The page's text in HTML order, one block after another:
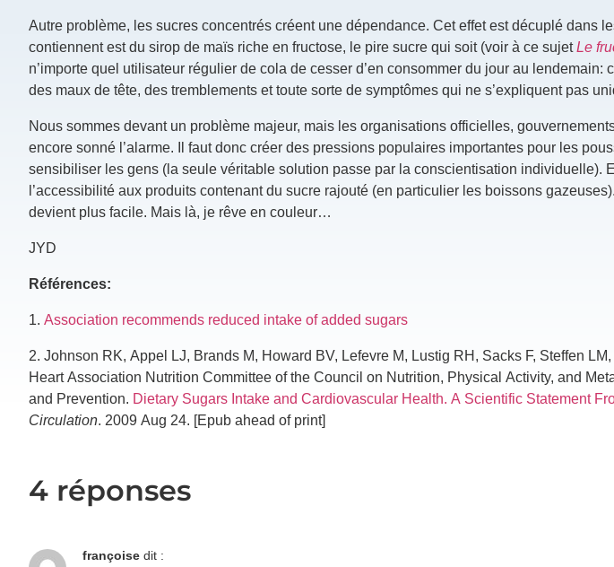
Autre problème, les sucres concentrés créent une dépendance. Cet effet est décuplé dans
contiennent est du sirop de maïs riche en fructose, le pire sucre qui soit (voir à ce sujetLe
n’importe quel utilisateur régulier de cola de cesser d’en consommer du jour au lendemain:
des maux de tête, des tremblements et toute sorte de symptômes qui ne s’expliquent pas
Nous sommes devant un problème majeur, mais les organisations officielles,
encore sonné l’alarme. Il faut donc créer des pressions populaires importantes pour les
sensibiliser les gens (la seule véritable solution passe par la conscientisation individuelle).
l’accessibilité aux produits contenant du sucre rajouté (en particulier les boissons
devient plus facile. Mais là, je rêve en couleur…
JYD
Références:
1. Association recommends reduced intake of added sugars
2. Johnson RK, Appel LJ, Brands M, Howard BV, Lefevre M, Lustig RH, Sacks F, Steffen
Heart Association Nutrition Committee of the Council on Nutrition, Physical Activity, and
and Prevention. Dietary Sugars Intake and Cardiovascular Health. A Scientific Statement
Circulation. 2009 Aug 24. [Epub ahead of print]
4 réponses
françoise dit :